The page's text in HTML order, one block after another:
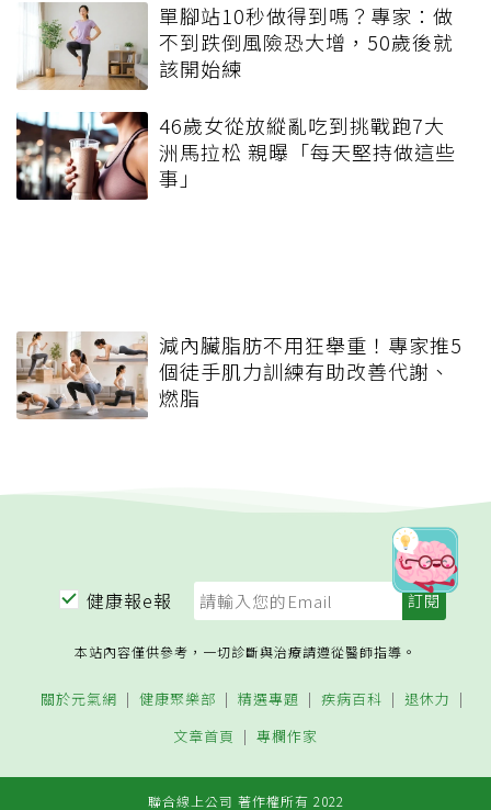
單腳站10秒做得到嗎？專家：做
不到跌倒風險恐大增，50歲後就
該開始練
46歲女從放縱亂吃到挑戰跑7大
洲馬拉松 親曝「每天堅持做這些
事」
減內臟脂肪不用狂舉重！專家推5
個徒手肌力訓練有助改善代謝、
燃脂
健康報e報
本站內容僅供參考，一切診斷與治療請遵從醫師指導。
關於元氣網 健康聚樂部 精選專題 疾病百科
退休力
文章首頁
專欄作家
聯合線上公司 著作權所有 2022